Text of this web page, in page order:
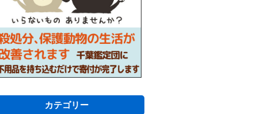
カテゴリー